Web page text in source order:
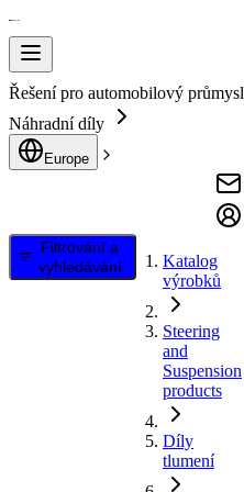
Řešení pro automobilový průmysl
Náhradní díly
Europe
Filtrování a
vyhledávání
Katalog
výrobků
Steering
and
Suspension
products
Díly
tlumení